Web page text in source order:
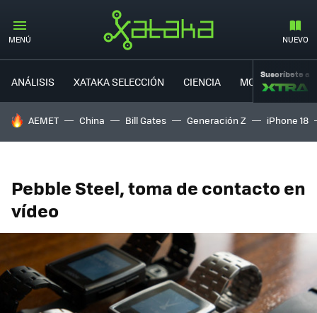
MENÚ NUEVO
ANÁLISIS XATAKA SELECCIÓN CIENCIA MOVILIDAD
Suscríbete a
HOY SE HABLA DE
AEMET China Bill Gates Generación Z iPhone 18
Pebble Steel, toma de contacto en
vídeo